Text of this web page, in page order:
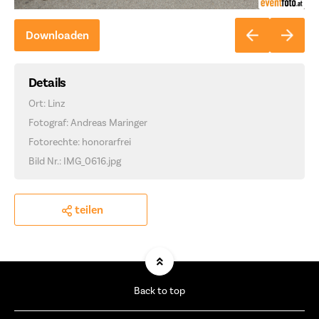
Downloaden
Details
Ort: Linz
Fotograf: Andreas Maringer
Fotorechte: honorarfrei
Bild Nr.: IMG_0616.jpg
teilen
Back to top